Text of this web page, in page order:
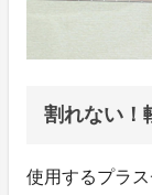
割れない！
使用するプラ